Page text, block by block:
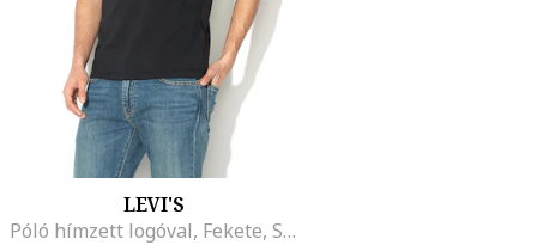
LEVI'S
Póló hímzett logóval, Fekete, S 56605